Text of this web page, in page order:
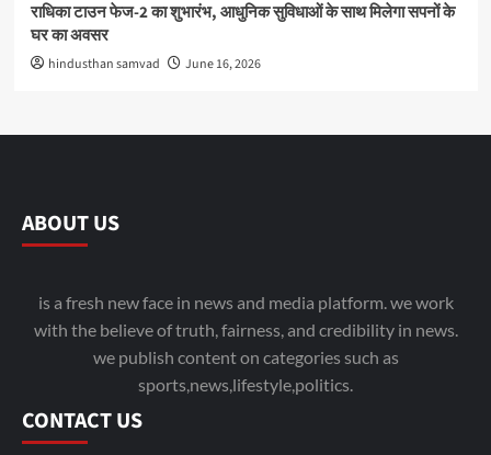
राधिका टाउन फेज-2 का शुभारंभ, आधुनिक सुविधाओं के साथ मिलेगा सपनों के
घर का अवसर
hindusthan samvad June 16, 2026
ABOUT US
is a fresh new face in news and media platform. we work
with the believe of truth, fairness, and credibility in news.
we publish content on categories such as
sports,news,lifestyle,politics.
CONTACT US